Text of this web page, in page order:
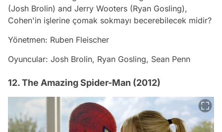
(Josh Brolin) and Jerry Wooters (Ryan Gosling),
Cohen'in işlerine çomak sokmayı becerebilecek midir?
Yönetmen: Ruben Fleischer
Oyuncular: Josh Brolin, Ryan Gosling, Sean Penn
12. The Amazing Spider-Man (2012)